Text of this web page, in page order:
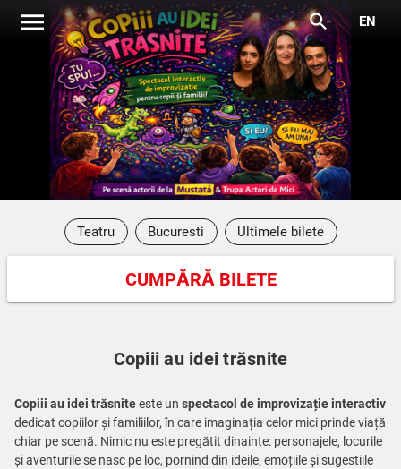
menu search EN
Teatru Bucuresti Ultimele bilete
CUMPĂRĂ BILETE
Copiii au idei trăsnite
Copiii au idei trăsniteeste un spectacol de improvizație interactiv
dedicat copiilor și familiilor, în care imaginația celor mici prinde viață
chiar pe scenă. Nimic nu este pregătit dinainte: personajele, locurile
și aventurile se nasc pe loc, pornind din ideile, emoțiile și sugestiile